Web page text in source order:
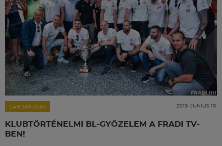
LABDARÚGÁS 2019. JÚNIUS 10.
KLUBTÖRTÉNELMI BL-GYŐZELEM A FRADI TV-
BEN!
Jegyek
FM YouTube +
Hírek
Labdarúgás